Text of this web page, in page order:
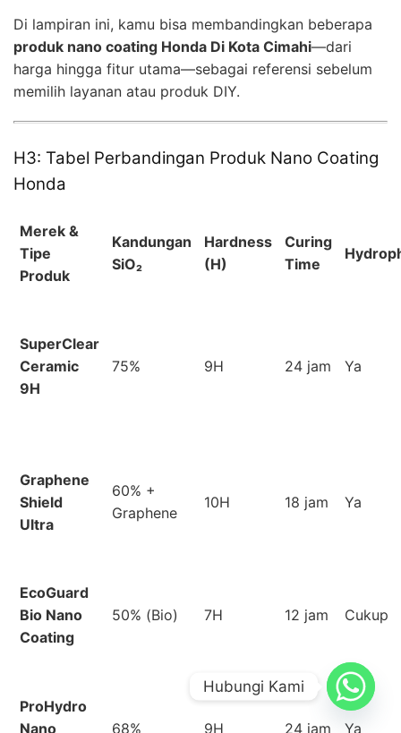
Di lampiran ini, kamu bisa membandingkan beberapa
produk nano coating Honda Di Kota Cimahi—dari
harga hingga fitur utama—sebagai referensi sebelum
memilih layanan atau produk DIY.
H3: Tabel Perbandingan Produk Nano Coating
Honda
Merek &
Tipe
Produk
Kandungan
SiO₂
Hardness
(H)
Curing
Time
SuperClear
Ceramic
9H
75% 9H 24 jam Ya
Graphene
Shield
Ultra
60% +
Graphene
10H 18 jam Ya
EcoGuard
Bio Nano
Coating
50% (Bio) 7H 12 jam Cukup
ProHydro
Nano
68% 9H 24 jam Ya
Hubungi Kami